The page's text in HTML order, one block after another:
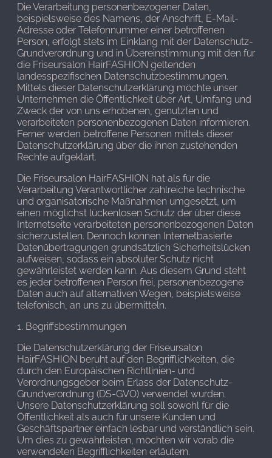
Die Verarbeitung personenbezogener Daten,
beispielsweise des Namens, der Anschrift, E-Mail-
Adresse oder Telefonnummer einer betroffenen
Person, erfolgt stets im Einklang mit der Datenschutz-
Grundverordnung und in Übereinstimmung mit den für
die Friseursalon HairFASHION geltenden
landesspezifischen Datenschutzbestimmungen.
Mittels dieser Datenschutzerklärung möchte unser
Unternehmen die Öffentlichkeit über Art, Umfang und
Zweck der von uns erhobenen, genutzten und
verarbeiteten personenbezogenen Daten informieren.
Ferner werden betroffene Personen mittels dieser
Datenschutzerklärung über die ihnen zustehenden
Rechte aufgeklärt.
Die Friseursalon HairFASHION hat als für die
Verarbeitung Verantwortlicher zahlreiche technische
und organisatorische Maßnahmen umgesetzt, um
einen möglichst lückenlosen Schutz der über diese
Internetseite verarbeiteten personenbezogenen Daten
sicherzustellen. Dennoch können Internetbasierte
Datenübertragungen grundsätzlich Sicherheitslücken
aufweisen, sodass ein absoluter Schutz nicht
gewährleistet werden kann. Aus diesem Grund steht
es jeder betroffenen Person frei, personenbezogene
Daten auch auf alternativen Wegen, beispielsweise
telefonisch, an uns zu übermitteln.
1. Begriffsbestimmungen
Die Datenschutzerklärung der Friseursalon
HairFASHION beruht auf den Begrifflichkeiten, die
durch den Europäischen Richtlinien- und
Verordnungsgeber beim Erlass der Datenschutz-
Grundverordnung (DS-GVO) verwendet wurden.
Unsere Datenschutzerklärung soll sowohl für die
Öffentlichkeit als auch für unsere Kunden und
Geschäftspartner einfach lesbar und verständlich sein.
Um dies zu gewährleisten, möchten wir vorab die
verwendeten Begrifflichkeiten erläutern.